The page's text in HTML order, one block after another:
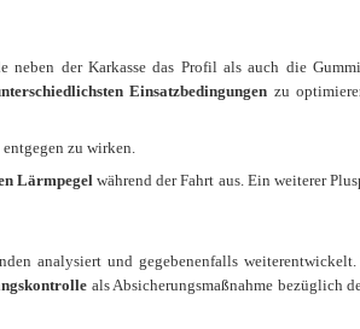
neben der Karkasse das Profil als auch die
Einsatzbedingungen zu
zu wirken.
Lärmpegelwährend der Fahrt aus. Ein weiterer
analysiert und gegebenenfalls
als Absicherungsmaßnahme bezüglich